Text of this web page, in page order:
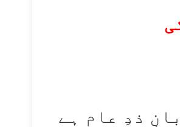
ذدِ عام ہے